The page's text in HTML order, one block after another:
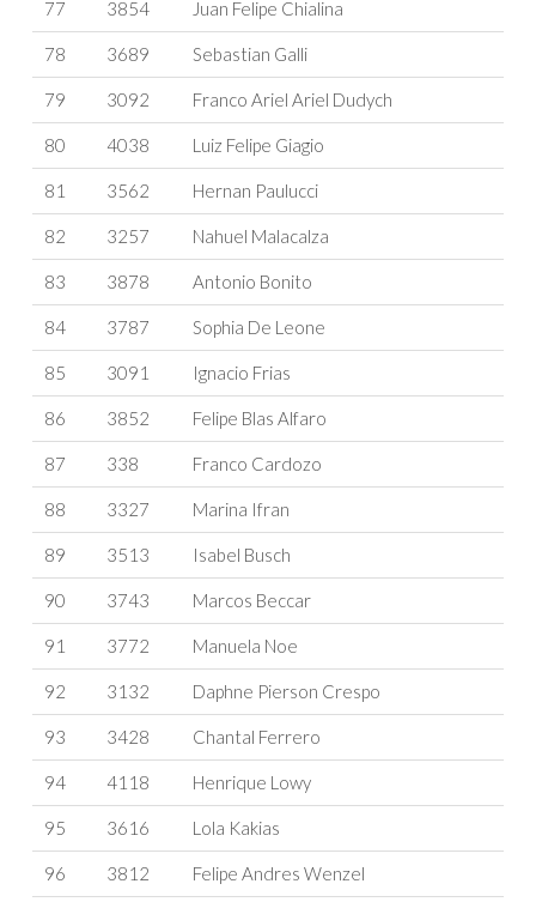
77 3854 Juan Felipe Chialina
78 3689 Sebastian Galli
79 3092 Franco Ariel Ariel Dudych
80 4038 Luiz Felipe Giagio
81 3562 Hernan Paulucci
82 3257 Nahuel Malacalza
83 3878 Antonio Bonito
84 3787 Sophia De Leone
85 3091 Ignacio Frias
86 3852 Felipe Blas Alfaro
87 338 Franco Cardozo
88 3327 Marina Ifran
89 3513 Isabel Busch
90 3743 Marcos Beccar
91 3772 Manuela Noe
92 3132 Daphne Pierson Crespo
93 3428 Chantal Ferrero
94 4118 Henrique Lowy
95 3616 Lola Kakias
96 3812 Felipe Andres Wenzel